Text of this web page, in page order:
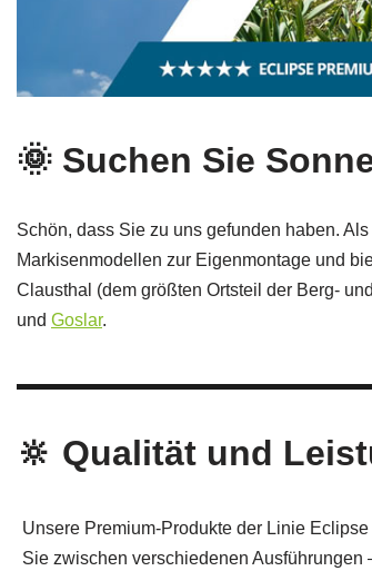
🌞 Suchen Sie
Schön, dass Sie zu uns gefunden haben.
Markisenmodellen zur Eigenmontage und
Clausthal (dem größten Ortsteil der Berg-
und Goslar.
🔆 Qualität und
Unsere Premium-Produkte der Linie
Sie zwischen verschiedenen